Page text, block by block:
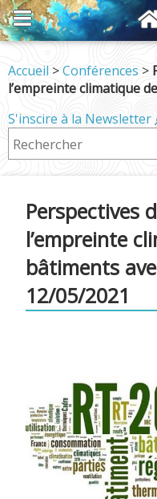
Accueil >Conférences >
l’empreinte climatique
S'inscire à la Newsletter
Perspectives
l’empreinte
bâtiments
12/05/2021